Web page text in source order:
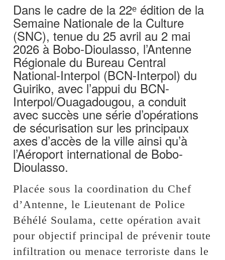
Dans le cadre de la 22ᵉ édition de la
Semaine Nationale de la Culture
(SNC), tenue du 25 avril au 2 mai
2026 à Bobo-Dioulasso, l’Antenne
Régionale du Bureau Central
National-Interpol (BCN-Interpol) du
Guiriko, avec l’appui du BCN-
Interpol/Ouagadougou, a conduit
avec succès une série d’opérations
de sécurisation sur les principaux
axes d’accès de la ville ainsi qu’à
l’Aéroport international de Bobo-
Dioulasso.
Placée sous la coordination du Chef
d’Antenne, le Lieutenant de Police
Béhélé Soulama, cette opération avait
pour objectif principal de prévenir toute
infiltration ou menace terroriste dans le